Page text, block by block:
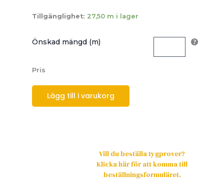
Tillgänglighet: 27,50 m i lager
Önskad mängd (m)
Pris
Lägg till i varukorg
Vill du beställa tygprover?
Klicka här för att komma till
beställningsformuläret.